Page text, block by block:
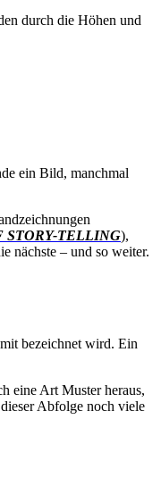
durch die Höhen und
ein Bild, manchmal
STORY-TELLING),
nächste – und so weiter.
bezeichnet wird. Ein
eine Art Muster heraus,
Abfolge noch viele